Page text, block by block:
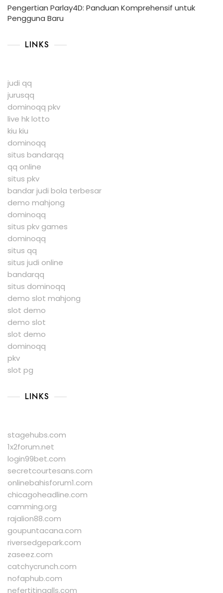
Pengertian Parlay4D: Panduan Komprehensif untuk
Pengguna Baru
LINKS
judi qq
jurusqq
dominoqq pkv
live hk lotto
kiu kiu
dominoqq
situs bandarqq
qq online
situs pkv
bandar judi bola terbesar
demo mahjong
dominoqq
situs pkv games
dominoqq
situs qq
situs judi online
bandarqq
situs dominoqq
demo slot mahjong
slot demo
demo slot
slot demo
dominoqq
pkv
slot pg
LINKS
stagehubs.com
1x2forum.net
login99bet.com
secretcourtesans.com
onlinebahisforum1.com
chicagoheadline.com
camming.org
rajalion88.com
goupuntacana.com
riversedgepark.com
zaseez.com
catchycrunch.com
nofaphub.com
nefertitingalls.com